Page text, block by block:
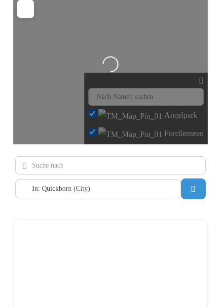
Wird geladen …
Angelpark
Forellenseen
Suche nach
PLZ oder Ort eingeben